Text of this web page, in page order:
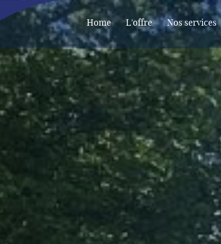
Home L'offre Nos services